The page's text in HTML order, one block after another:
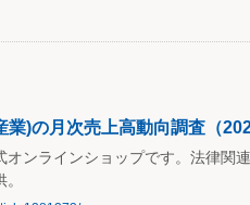
業)の月次売上高動向調査（
オンラインショップです。法律関